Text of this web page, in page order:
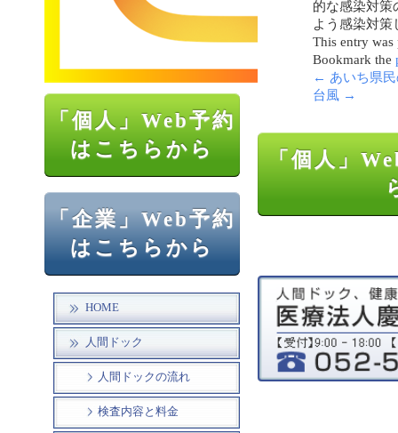
「個人」Web予約
はこちらから
「企業」Web予約
はこちらから
HOME
人間ドック
人間ドックの流れ
検査内容と料金
的な感染対策
よう感染対策
This entry
Bookmark the
← あいち県
台風 →
「個人」